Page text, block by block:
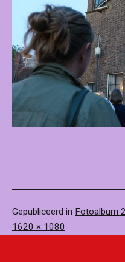
Gepubliceerd in Fotoalbum
Volledige
1620 × 1080